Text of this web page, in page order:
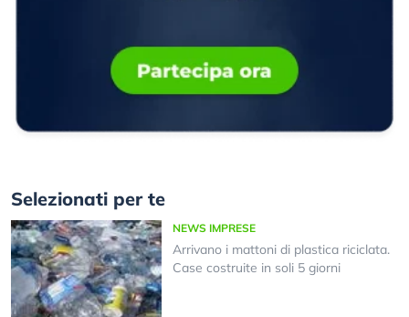
Selezionati per te
NEWS IMPRESE
Arrivano i mattoni di plastica riciclata.
Case costruite in soli 5 giorni